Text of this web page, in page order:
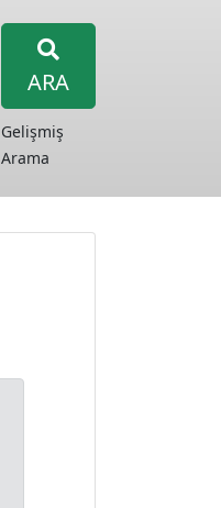
ARA
Gelişmiş
Arama